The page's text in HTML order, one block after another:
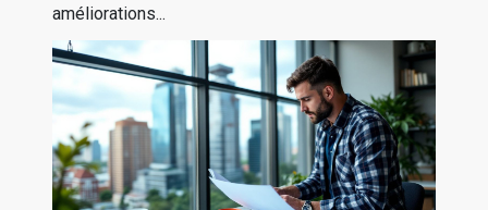
améliorations...